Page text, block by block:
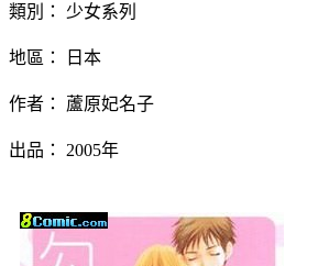
類別： 少女系列
地區： 日本
作者： 蘆原妃名子
出品： 2005年